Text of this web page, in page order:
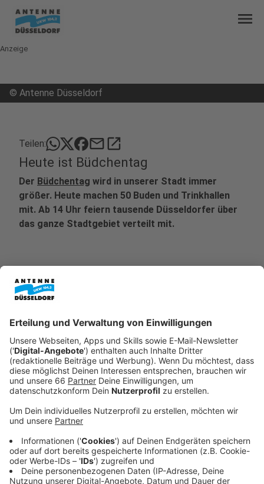
menu
Anzeige
© Antenne Düsseldorf
Teilen: mailopen_in_new
Heute ist Büdchentag
Der Büdchentag wird in unserer Stadt immer
größer. Heute machen 50 Buden und Trinkhallen
mit. Ab 14 Uhr feiern tausende Düsseldorfer über
das ganze Stadtgebiet verteilt mit.
Veröffentlicht:
Anzeige
Die meisten Büdchen können Besucher entspannt in
Flingern-Nord abklappern. Hier machen gleich 13 beim
Büdchentag mit.
Anzeige
Unterbilk, Bilk, Oberbilk und Friedrichstadt
stark vertreten